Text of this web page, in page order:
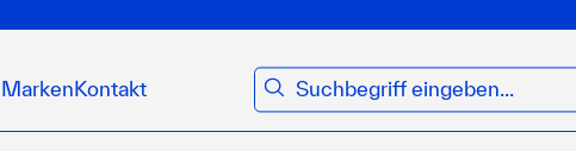
Marken Kontakt suchen